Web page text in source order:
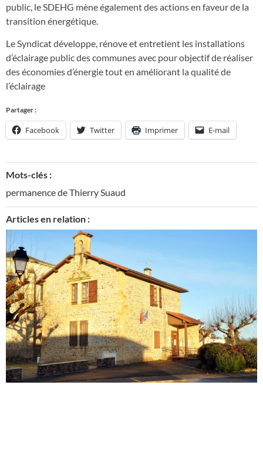
public, le SDEHG mène également des actions en faveur de la
transition énergétique.
Le Syndicat développe, rénove et entretient les installations
d’éclairage public des communes avec pour objectif de réaliser
des économies d’énergie tout en améliorant la qualité de
l’éclairage
Partager :
Facebook Twitter Imprimer E-mail
Mots-clés :
permanence de Thierry Suaud
Articles en relation :